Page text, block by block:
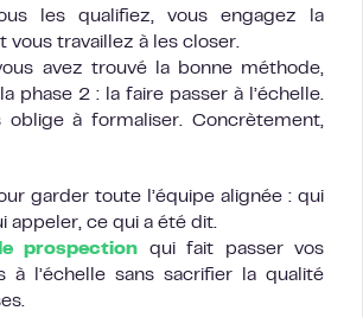
les qualifiez, vous engagez la
vous travaillez à les closer.
avez trouvé la bonne méthode,
phase 2 : la faire passer à l’échelle.
oblige à formaliser. Concrètement,
garder toute l’équipe alignée : qui
appeler, ce qui a été dit.
prospection qui fait passer vos
à l’échelle sans sacrifier la qualité